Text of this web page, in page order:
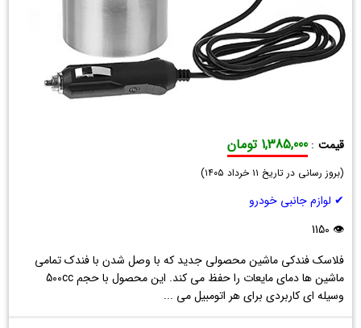
قیمت
ماگ
(فلاسک)
فندکی
خودرو
: 1,385,000 تومان
(بروز رسانی در تاریخ ۱۱ خرداد ۱۴۰۵ )
✔ لوازم جانبی خودرو
👁 1150
فلاسک فندکی ماشین محصولی جدید که با وصل شدن با فندک تمامی
ماشین ها دمای مایعات را حفظ می کند. این محصول با حجم 500cc
وسیله ای کاربردی برای هر اتومبیل می ...